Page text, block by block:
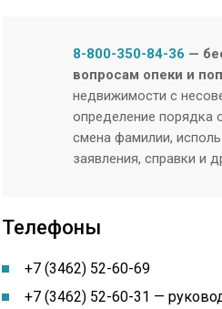
8-800-350-84-36 —
вопросам опеки и
недвижимости с
определение порядка
смена фамилии,
заявления, справки и
Телефоны
+7 (3462) 52-60-69
+7 (3462) 52-60-31 —